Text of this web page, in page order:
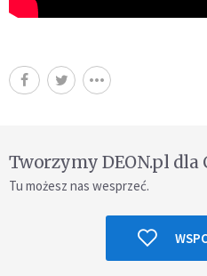
Tworzymy DEON.pl dla
Tu możesz nas wesprzeć.